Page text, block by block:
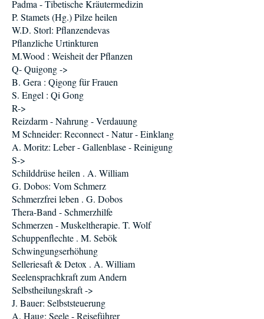
Padma - Tibetische Kräutermedizin
P. Stamets (Hg.) Pilze heilen
W.D. Storl: Pflanzendevas
Pflanzliche Urtinkturen
M.Wood : Weisheit der Pflanzen
Q- Quigong ->
B. Gera : Qigong für Frauen
S. Engel : Qi Gong
R->
Reizdarm - Nahrung - Verdauung
M Schneider: Reconnect - Natur - Einklang
A. Moritz: Leber - Gallenblase - Reinigung
S->
Schilddrüse heilen . A. William
G. Dobos: Vom Schmerz
Schmerzfrei leben . G. Dobos
Thera-Band - Schmerzhilfe
Schmerzen - Muskeltherapie. T. Wolf
Schuppenflechte . M. Sebök
Schwingungserhöhung
Selleriesaft & Detox . A. William
Seelensprachkraft zum Andern
Selbstheilungskraft ->
J. Bauer: Selbststeuerung
A. Haug: Seele - Reiseführer